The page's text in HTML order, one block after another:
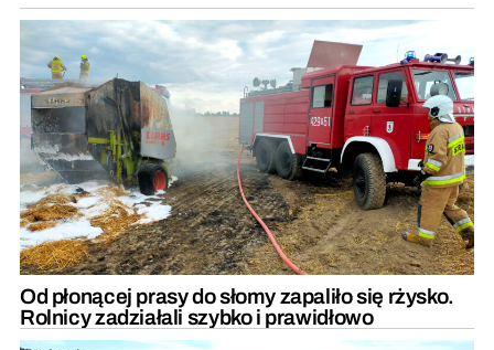
Od płonącej prasy do słomy zapaliło się rżysko.
Rolnicy zadziałali szybko i prawidłowo